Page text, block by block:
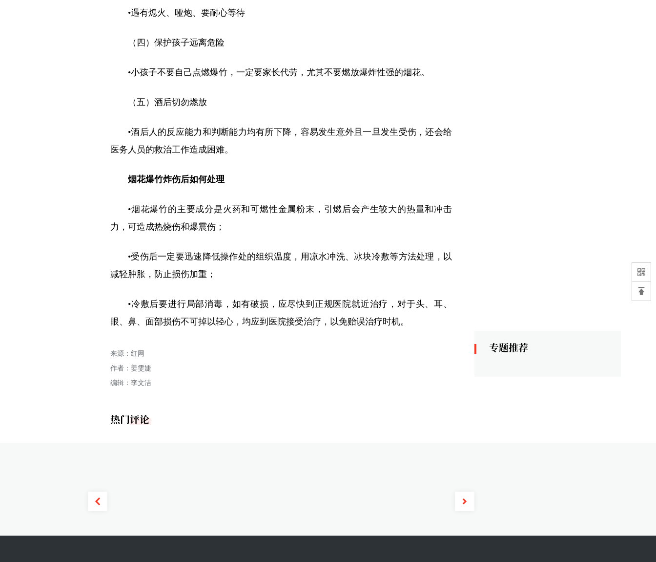
•遇有熄火、哑炮、要耐心等待
（四）保护孩子远离危险
•小孩子不要自己点燃爆竹，一定要家长代劳，尤其不要燃放爆炸性强的烟花。
（五）酒后切勿燃放
•酒后人的反应能力和判断能力均有所下降，容易发生意外且一旦发生受伤，还会给
医务人员的救治工作造成困难。
烟花爆竹炸伤后如何处理
•烟花爆竹的主要成分是火药和可燃性金属粉末，引燃后会产生较大的热量和冲击
力，可造成热烧伤和爆震伤；
•受伤后一定要迅速降低操作处的组织温度，用凉水冲洗、冰块冷敷等方法处理，以
减轻肿胀，防止损伤加重；
•冷敷后要进行局部消毒，如有破损，应尽快到正规医院就近治疗，对于头、耳、
眼、鼻、面部损伤不可掉以轻心，均应到医院接受治疗，以免贻误治疗时机。
来源：红网
作者：姜雯婕
编辑：李文洁